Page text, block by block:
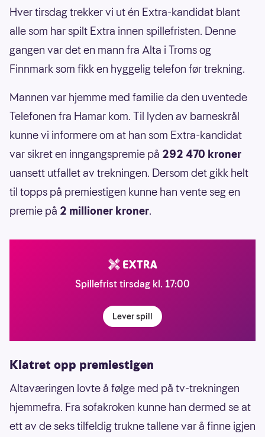
Hver tirsdag trekker vi ut én Extra-kandidat blant
alle som har spilt Extra innen spillefristen. Denne
gangen var det en mann fra Alta i Troms og
Finnmark som fikk en hyggelig telefon før trekning.
Mannen var hjemme med familie da den uventede
Telefonen fra Hamar kom. Til lyden av barneskrål
kunne vi informere om at han som Extra-kandidat
var sikret en inngangspremie på 292 470 kroner
uansett utfallet av trekningen. Dersom det gikk helt
til topps på premiestigen kunne han vente seg en
premie på 2 millioner kroner.
Spillefrist tirsdag kl. 17:00
Lever spill
Klatret opp premiestigen
Altaværingen lovte å følge med på tv-trekningen
hjemmefra. Fra sofakroken kunne han dermed se at
ett av de seks tilfeldig trukne tallene var å finne igjen